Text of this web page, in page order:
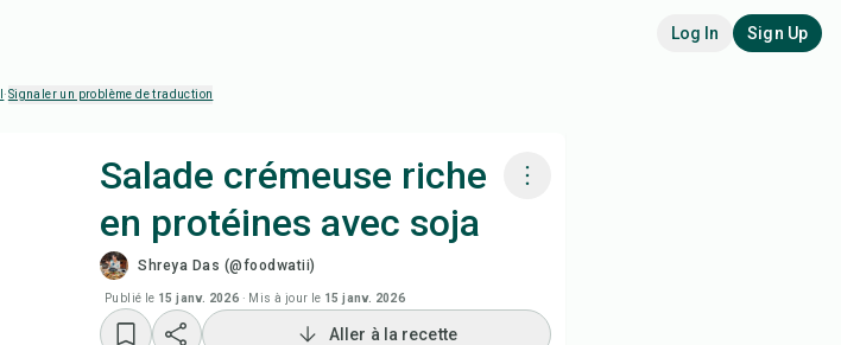
Log In Sign Up
·Signaler un problème de traduction
Salade crémeuse riche
en protéines avec soja
Shreya Das (@foodwatii)
Publié le 15 janv. 2026 · Mis à jour le 15 janv. 2026
Cuisiner avec Chefadora AI
Regarder la vidéo de la recette
Aller à la recette